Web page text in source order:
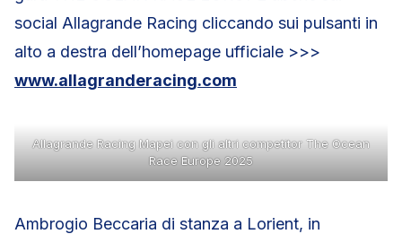
social Allagrande Racing cliccando sui pulsanti in
alto a destra dell’homepage ufficiale >>>
www.allagranderacing.com
Allagrande Racing Mapei con gli altri competitor The Ocean
Race Europe 2025
Ambrogio Beccaria di stanza a Lorient, in